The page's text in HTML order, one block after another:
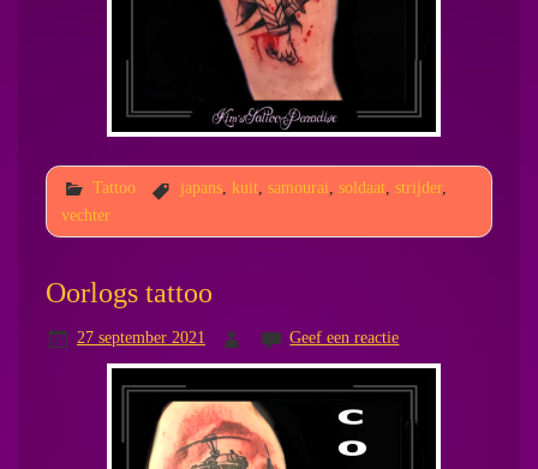
Tattoo japans, kuit, samourai, soldaat, strijder,
vechter
Oorlogs tattoo
27 september 2021 Geef een reactie